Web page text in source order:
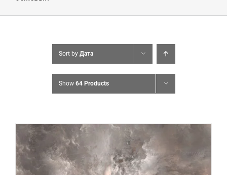
Sort by Дата
Show 64 Products